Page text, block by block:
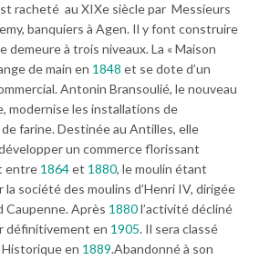
racheté au XIXe siècle par Messieurs
banquiers à Agen. Il y font construire
demeure à trois niveaux. La « Maison
de main en 1848 et se dote d’un
Antonin Bransoulié, le nouveau
modernise les installations de
farine. Destinée au Antilles, elle
un commerce florissant
entre 1864et 1880, le moulin étant
la société des moulins d’Henri IV, dirigée
Caupenne. Après 1880l’activité décliné
définitivement en 1905. Il sera classé
en 1889.Abandonné à son